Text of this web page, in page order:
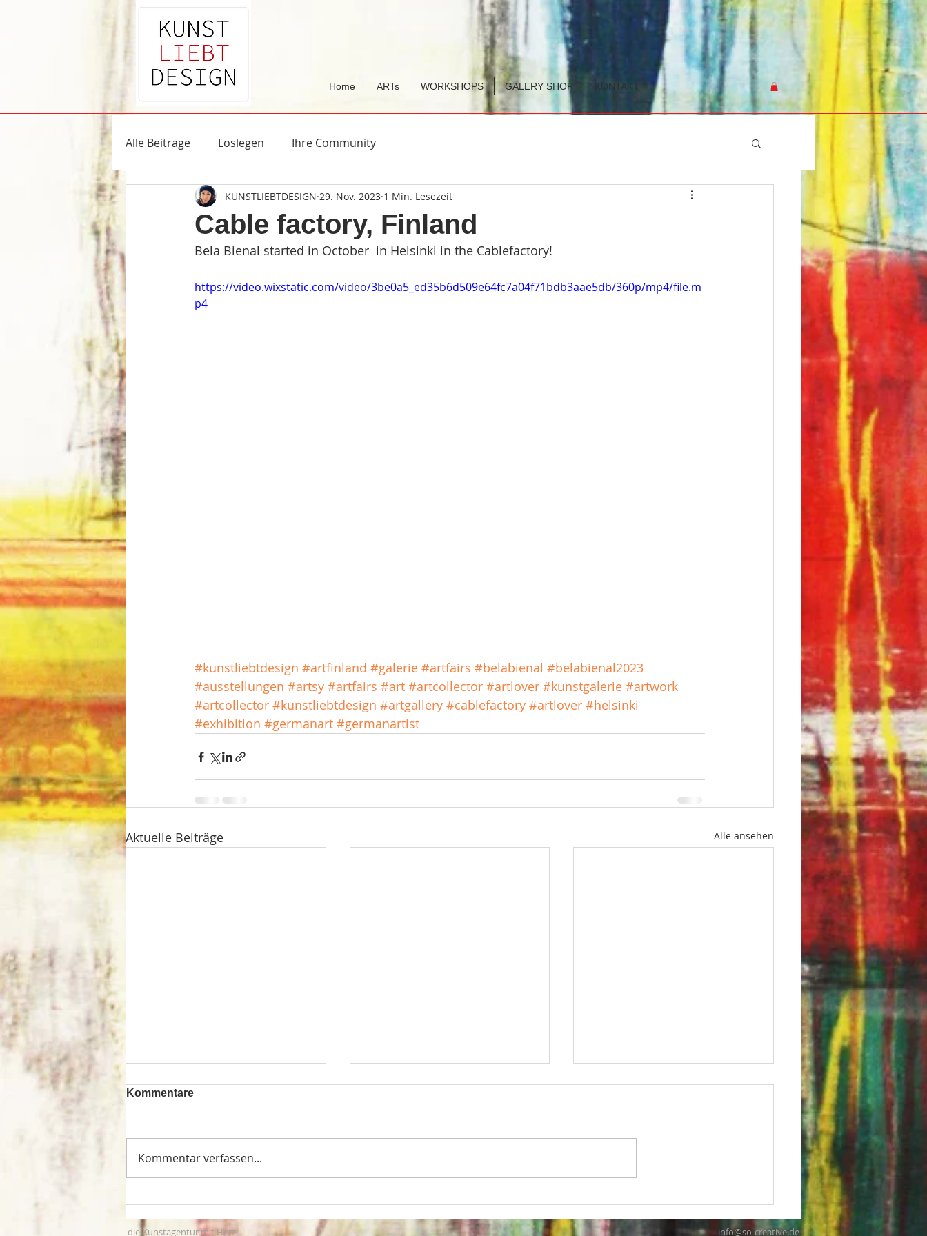
Home ARTs WORKSHOPS GALERY SHOP KONTAKT
Alle Beiträge Loslegen Ihre Community
Cable factory, Finland
KUNSTLIEBTDESIGN 29. Nov. 2023 1 Min. Lesezeit
Bela Bienal started in October  in Helsinki in the Cablefactory!
https://video.wixstatic.com/video/3be0a5_ed35b6d509e64fc7a04f71bdb3aae5db/360p/mp4/file.m
p4
#kunstliebtdesign #artfinland #galerie #artfairs #belabienal #belabienal2023
#ausstellungen #artsy #artfairs #art #artcollector #artlover #kunstgalerie #artwork
#artcollector #kunstliebtdesign #artgallery #cablefactory #artlover #helsinki
#exhibition #germanart #germanartist
Aktuelle Beiträge Alle ansehen
New York times square
Kommentare
Kommentar verfassen...
die Kunstagentur mit Herz info@so-creative.de